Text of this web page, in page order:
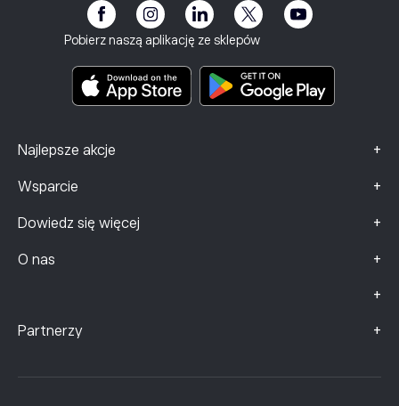
Pobierz naszą aplikację ze sklepów
Najlepsze akcje +
Wsparcie +
Dowiedz się więcej +
O nas +
Stopka redakcyjna
+
Dokumenty zawierające kluczowe informacje
Dane dotyczące skarg (klienci FCA)
Partnerzy +
Ubezpieczenie inwestycyjne